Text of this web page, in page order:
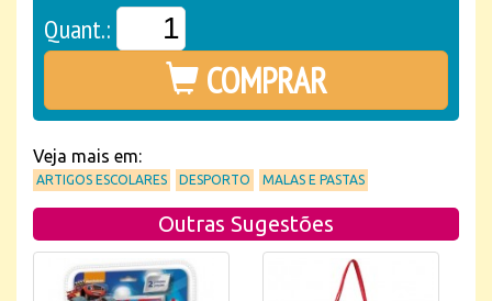
Quant.:
COMPRAR
Veja mais em:
ARTIGOS ESCOLARES DESPORTO MALAS E PASTAS
Outras Sugestões